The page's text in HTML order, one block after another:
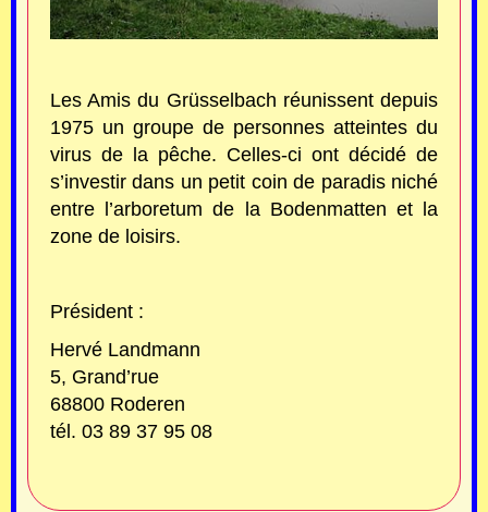
Les Amis du Grüsselbach réunissent depuis
1975 un groupe de personnes atteintes du
virus de la pêche. Celles-ci ont décidé de
s’investir dans un petit coin de paradis niché
entre l’arboretum de la Bodenmatten et la
zone de loisirs.
Président :
Hervé Landmann
5, Grand’rue
68800 Roderen
tél. 03 89 37 95 08